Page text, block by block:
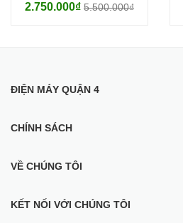
2.750.000₫ 5.500.000₫
ĐIỆN MÁY QUẬN 4
CHÍNH SÁCH
VỀ CHÚNG TÔI
KẾT NỐI VỚI CHÚNG TÔI